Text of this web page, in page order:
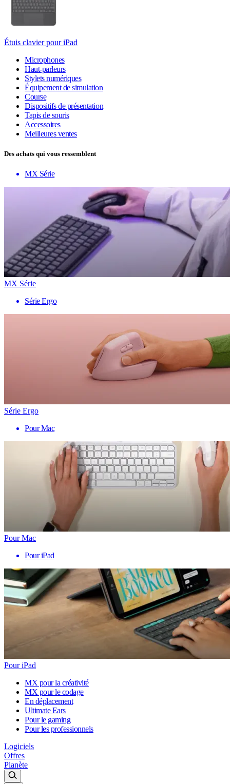
Étuis clavier pour iPad
Microphones
Haut-parleurs
Stylets numériques
Équipement de simulation
Course
Dispositifs de présentation
Tapis de souris
Accessoires
Meilleures ventes
Des achats qui vous ressemblent
MX Série
MX Série
Série Ergo
Série Ergo
Pour Mac
Pour Mac
Pour iPad
Pour iPad
MX pour la créativité
MX pour le codage
En déplacement
Ultimate Ears
Pour le gaming
Pour les professionnels
Logiciels
Offres
Planète